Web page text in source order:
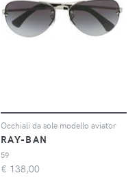
Occhiali da sole modello aviator
RAY-BAN
59
€ 138,00